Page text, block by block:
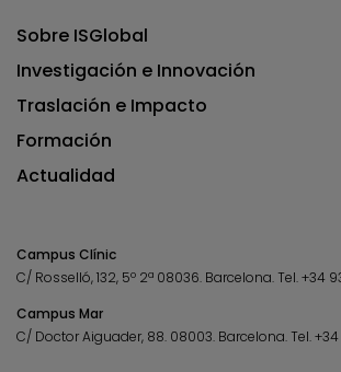
Sobre ISGlobal
Investigación e Innovación
Traslación e Impacto
Formación
Actualidad
Campus Clínic
C/ Rosselló, 132, 5º 2ª 08036. Barcelona.Tel.+34
Campus Mar
C/ Doctor Aiguader, 88. 08003. Barcelona.Tel.+34